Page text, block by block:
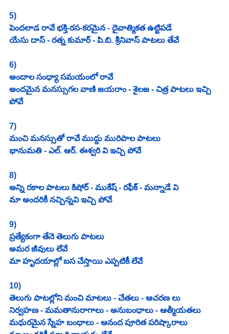
5)
పెందలాడ రావే భక్తి-రస-కరమైన - దైవాత్మికత ఉట్టిపడే
యేసు దాస్ - రత్న కుమార్ - పి.బి. శ్రీనివాస్ పాటలు తేవే
6)
అందాల సంధ్యా సమయంలో రావే
అందమైన మనస్సుగల వాణి జయరాం - శైలజ - చిత్ర పాటలు ఇచ్చి
పోవే
7)
మంచి మనస్సుతో రావే ముద్దు మురిపాల పాటలు
భానుమతి - ఎల్. ఆర్. ఈశ్వరి వి ఇచ్చి పోవే
8)
అన్ని రకాల పాటలు కిషోర్ - ముకేష్ - రఫీక్ - మన్నాడే వి
మా అందరికీ నచ్చిన్నవి ఇచ్చి పోవే
9)
ప్రత్యేకంగా తేనె తెలుగు పాటలు
అమర జీవులు లేవే
మా హృదయాల్లో బస చేస్తాయి ఎప్పటికీ లేవే
10)
తెలుగు పాటల్లోని మంచి మాటలు - చేతలు - ఆచరణ లు
నిర్వహణ - మమతానురాగాలు - అనుబంధాలు - ఆత్మీయతలు
మధురమైన స్నేహ బంధాలు - ఆనంద పూరిత పరిష్కారాలు